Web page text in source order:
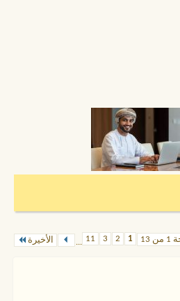
13
1
2
3
11
... الأخيرة